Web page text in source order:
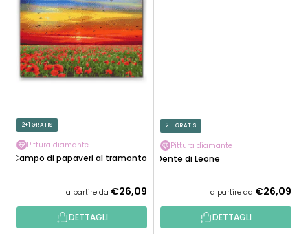
2+1 GRATIS
Pittura diamante
Campo di papaveri al tramonto
a partire da €26,09
DETTAGLI
2+1 GRATIS
Pittura diamante
Dente di Leone
a partire da €26,09
DETTAGLI